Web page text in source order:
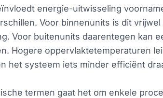
energie-uitwisseling
Voor binnenunits is dit
Voor buitenunits daarentegen kan
Hogere oppervlaktetemperaturen
het systeem iets minder efficiënt
termen gaat het om enkele